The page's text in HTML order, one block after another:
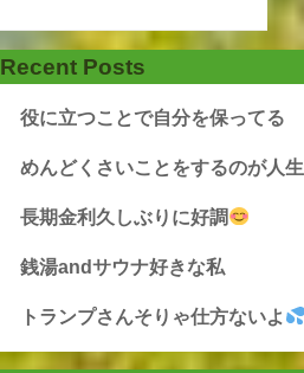
Recent Posts
役に立つことで自分を保ってる
めんどくさいことをするのが人生
長期金利久しぶりに好調
銭湯andサウナ好きな私
トランプさんそりゃ仕方ないよ